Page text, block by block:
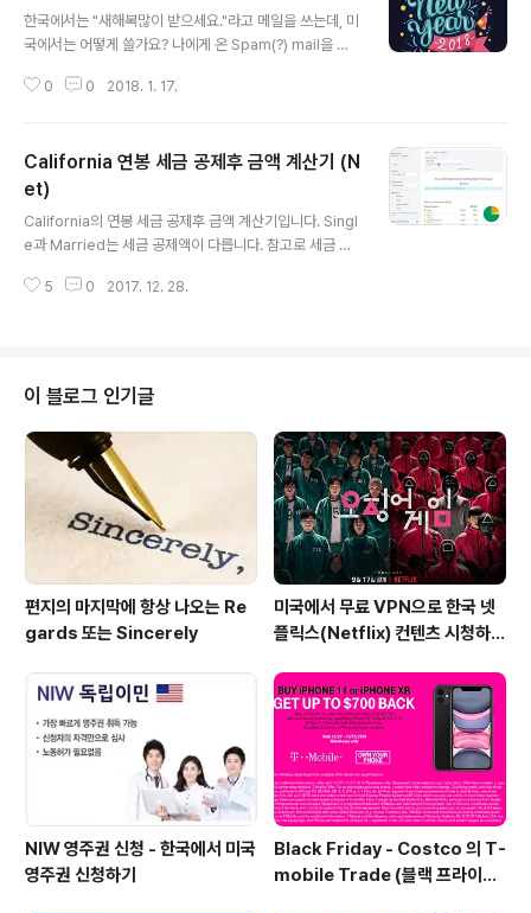
한국에서는 "새해복많이 받으세요."라고 메일을 쓰는데, 미
국에서는 어떻게 쓸가요? 나에게 온 Spam(?) mail을 통
Wishing you a happy new year, hope you well e
lution to get healthy as a family! 2018 Advance h
appy new year. 학교에서 겨울 방학 마치고 보내는 인사
Happy New Year! I hope you enjoyed a great Wi
nter Break. 새해가 전날 Happy new ..
0 0 2018. 1. 17.
California 연봉 세금 공제후 금액 계산기 (N
et)
California의 연봉 세금 공제후 금액 계산기입니다. Singl
e과 Married는 세금 공제액이 다릅니다. 참고로 세금 공
표현을 합니다. 한국의 급여(Pay) 방식은 월급이라는 표현
주는 방식)을 많이 사용합니다. 예를 들어서, 1일-15일까
지 일한 급여를 18일 날 주고, 16-31일까지 일한 급여를
다음 달 3일 날 주는 방식을 의미하죠. 그리고, 육체노동이
많은 업종에서는 주간(week)마다 급여(Pay)를 주는 곳들
도 있습니다. California의 ..
5 0 2017. 12. 28.
이 블로그 인기글
편지의 마지막에 항상 나오는 Re
gards 또는 Sincerely
미국에서 무료 VPN으로 한국 넷
플릭스(Netflix) 컨텐츠 시청하는
도 가능)
NIW 영주권 신청 - 한국에서 미국
영주권 신청하기
Black Friday - Costco 의 T-
mobile Trade (블랙 프라이데